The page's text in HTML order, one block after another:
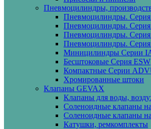
Пневмоцилиндры,
Пневмоцилиндры.
Пневмоцилиндры.
Пневмоцилиндры.
Пневмоцилиндры.
Миницилиндры Cерии
Бесштоковые Серия ESW
Компактные Серии
Хромированные штоки
Клапаны GEVAX
Клапаны для воды,
Соленоидные клапаны
Соленоидные клапаны
Катушки, ремкомплекты